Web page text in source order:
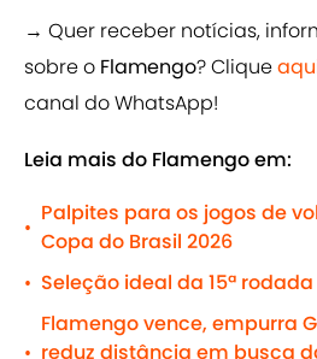
→ Quer receber notícias,
sobre o Flamengo? Clique
canal do WhatsApp!
Leia mais do Flamengo em:
•
Palpites para os jogos de
Copa do Brasil 2026
• Seleção ideal da 15ª
•
Flamengo vence, empurra
reduz distância em busca